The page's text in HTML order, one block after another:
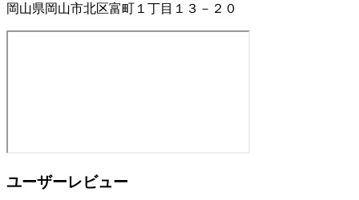
岡山県岡山市北区富町１丁目１３－２０
ユーザーレビュー